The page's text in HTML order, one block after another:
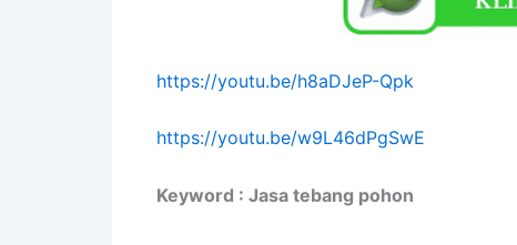
https://youtu.be/h8aDJeP-Qpk
https://youtu.be/w9L46dPgSwE
Keyword : Jasa tebang pohon